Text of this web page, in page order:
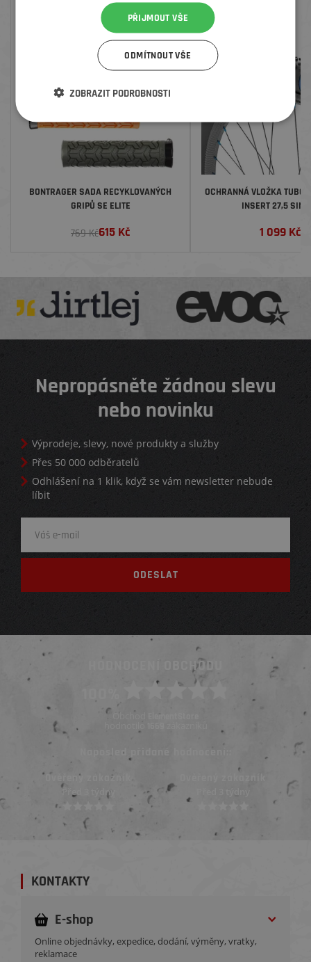
BONTRAGER SADA RECYKLOVANÝCH
GRIPŮ SE ELITE
769 Kč615 Kč
OCHRANNÁ VLOŽKA
INSERT 27,5
1 099 Kč
Nepropásněte žádnou slevu
nebo novinku
Výprodeje, slevy, nové produkty a služby
Přes 50 000 odběratelů
Odhlášení na 1 klik, když se vám newsletter nebude
líbit
HODNOCENÍ OBCHODU
Obchod ElementStore
hodnotilo
Naposled přidané hodnocení::
Ověřený zákazník
Před 3 týdny
KONTAKTY
E-shop
Online objednávky, expedice, dodání, výměny, vratky,
reklamace
PŘIJMOUT VŠE
ODMÍTNOUT VŠE
ZOBRAZIT PODROBNOSTI